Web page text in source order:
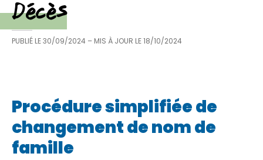
Décès
PUBLIÉ LE30/09/2024 – MIS À JOUR LE18/10/2024
Procédure simplifiée de
changement de nom de
famille